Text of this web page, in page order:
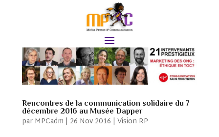
Rencontres de la communication solidaire du 7
décembre 2016 au Musée Dapper
par MPCadm | 26 Nov 2016 | Vision RP